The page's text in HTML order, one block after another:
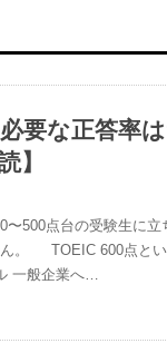
要な正答率
】
500点台の受験生に立
ん。 TOEIC 600点と
一般企業へ…